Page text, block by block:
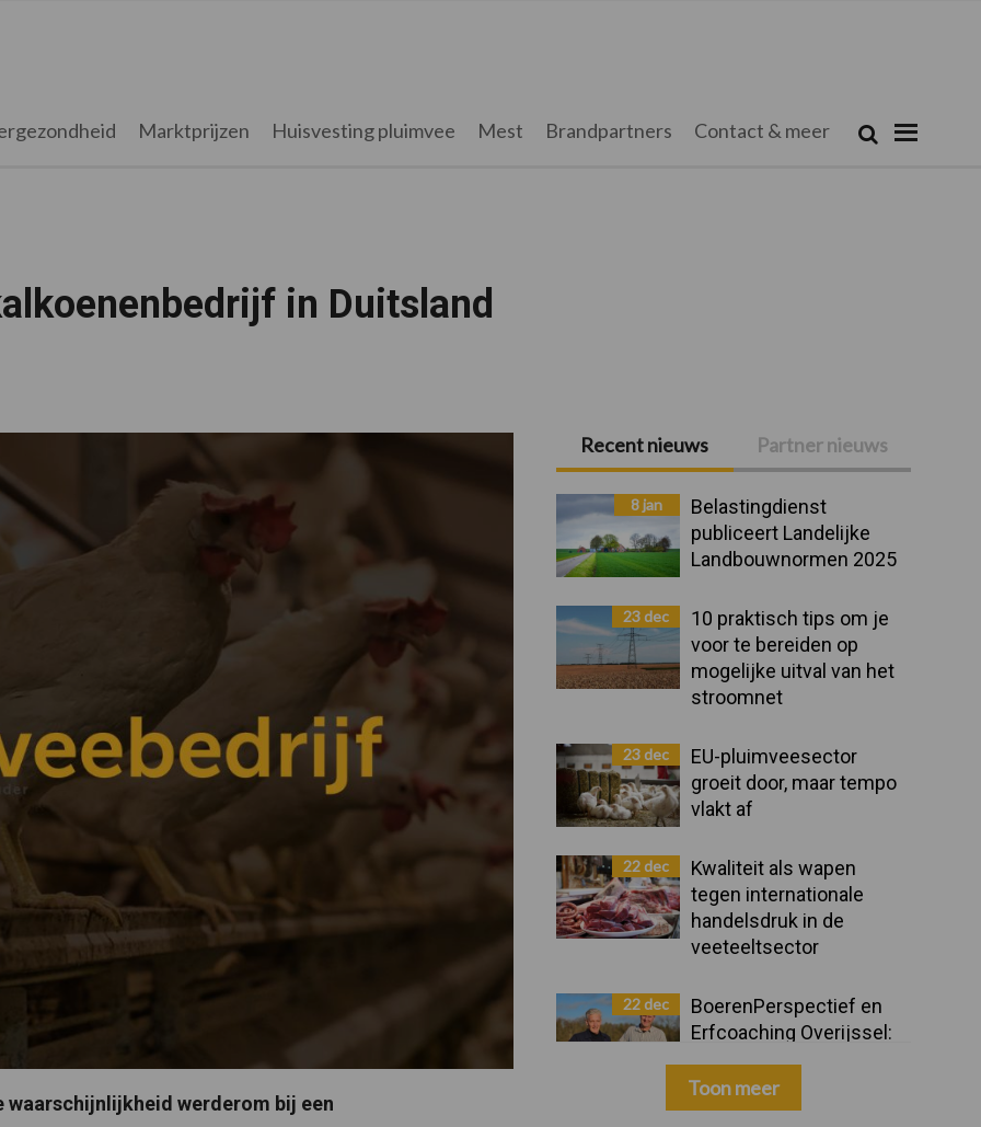
Marktprijzen Huisvesting pluimvee Mest Brandpartners Contact & meer Zoek
in Duitsland
waarschijnlijkheid werderom bij een
Primaire
Sidebar
Recent nieuws Partner nieuws
8 jan
Belastingdienst
publiceert Landelijke
Landbouwnormen 2025
23 dec
10 praktisch tips om je
voor te bereiden op
mogelijke uitval van het
stroomnet
23 dec
EU-pluimveesector
groeit door, maar tempo
vlakt af
22 dec
Kwaliteit als wapen
tegen internationale
handelsdruk in de
veeteeltsector
22 dec
BoerenPerspectief en
Erfcoaching Overijssel:
ondersteuning bij grote
keuzes
Toon meer